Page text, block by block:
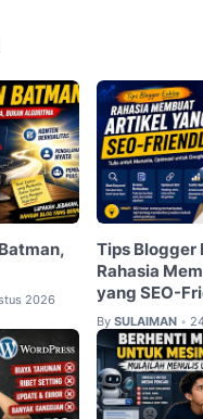
2026
Tips Blogger
Rahasia
yang SEO-
By SULAIMAN •